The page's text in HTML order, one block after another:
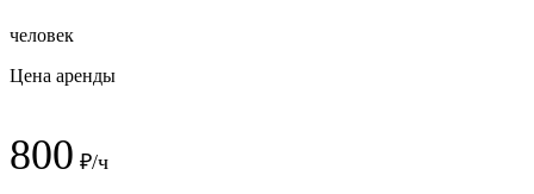
человек
Цена аренды
800 ₽/ч